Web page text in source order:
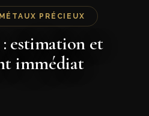
PRÉCIEUX
estimation et
immédiat